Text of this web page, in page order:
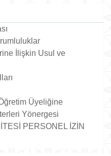
İlişkin Usul ve
Üyeliğine
Yönergesi
PERSONEL İZİN